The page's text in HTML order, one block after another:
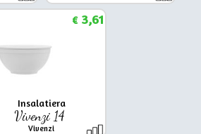
Insalatiera
Vivenzi 14
Vivenzi
€3,61